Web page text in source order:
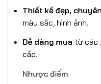
Thiết kế đẹp,
màu sắc, hình ảnh.
Dễ dàng mua từ các
cấp.
Nhược điểm